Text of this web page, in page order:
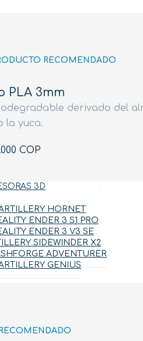
RECOMENDADO
PLA 3mm
derivado del
la yuca.
COP
3D
HORNET
ENDER 3 S1 PRO
ENDER 3 V3 SE
SIDEWINDER X2
ADVENTURER
GENIUS